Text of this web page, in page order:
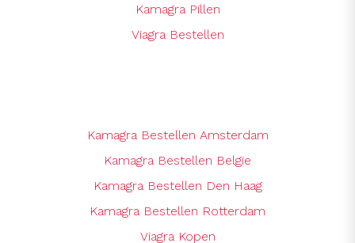
Kamagra Pillen
Viagra Bestellen
Kamagra Bestellen Amsterdam
Kamagra Bestellen Belgie
Kamagra Bestellen Den Haag
Kamagra Bestellen Rotterdam
Viagra Kopen